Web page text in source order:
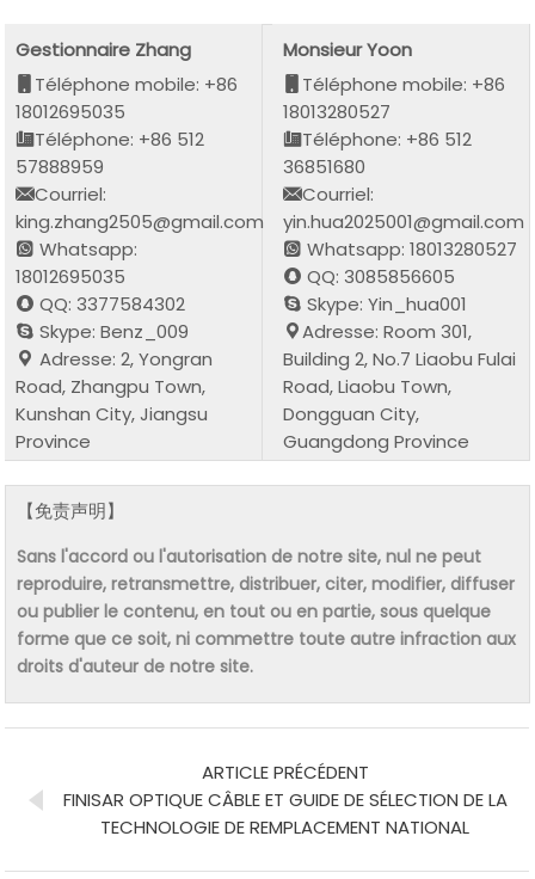
Gestionnaire Zhang
Téléphone mobile: +86
18012695035
Téléphone: +86 512
57888959
Courriel:
king.zhang2505@gmail.com
Whatsapp:
18012695035
QQ: 3377584302
Skype: Benz_009
Adresse: 2, Yongran
Road, Zhangpu Town,
Kunshan City, Jiangsu
Province
Monsieur Yoon
Téléphone mobile: +86
18013280527
Téléphone: +86 512
36851680
Courriel:
yin.hua2025001@gmail.com
Whatsapp: 18013280527
QQ: 3085856605
Skype: Yin_hua001
Adresse: Room 301,
Building 2, No.7 Liaobu Fulai
Road, Liaobu Town,
Dongguan City,
Guangdong Province
【免责声明】
Sans l'accord ou l'autorisation de notre site, nul ne peut
reproduire, retransmettre, distribuer, citer, modifier, diffuser
ou publier le contenu, en tout ou en partie, sous quelque
forme que ce soit, ni commettre toute autre infraction aux
droits d'auteur de notre site.
ARTICLE PRÉCÉDENT
FINISAR OPTIQUE CÂBLE ET GUIDE DE SÉLECTION DE LA
TECHNOLOGIE DE REMPLACEMENT NATIONAL